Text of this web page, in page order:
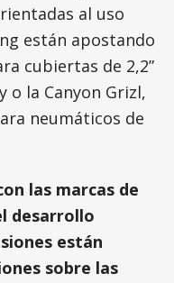
al uso
están apostando
cubiertas de 2,2”
o la Canyon Grizl,
neumáticos de
las marcas de
desarrollo
están
sobre las